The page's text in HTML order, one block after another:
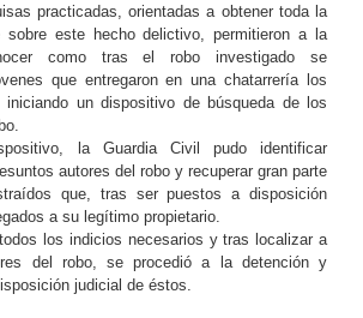
practicadas, orientadas a obtener toda la
sobre este hecho delictivo, permitieron a la
como tras el robo investigado se
que entregaron en una chatarrería los
un dispositivo de búsqueda de los
la Guardia Civil pudo identificar
autores del robo y recuperar gran parte
que, tras ser puestos a disposición
a su legítimo propietario.
los indicios necesarios y tras localizar a
del robo, se procedió a la detención y
judicial de éstos.